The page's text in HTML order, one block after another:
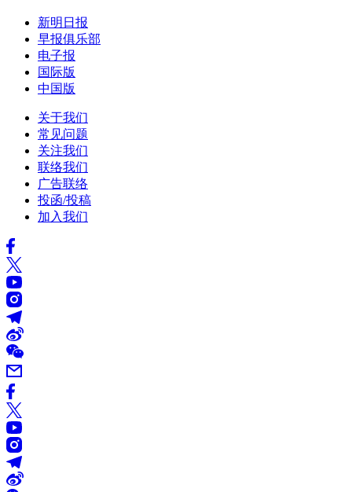
新明日报
早报俱乐部
电子报
国际版
中国版
关于我们
常见问题
关注我们
联络我们
广告联络
投函/投稿
加入我们